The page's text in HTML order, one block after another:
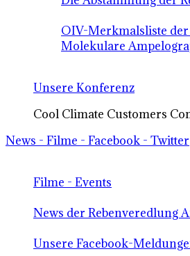
OIV-Merkmalsliste der
Molekulare
Unsere Konferenz
Cool Climate Customers
News - Filme - Facebook - Twitter
Filme - Events
News der Rebenveredlung
Unsere Facebook-